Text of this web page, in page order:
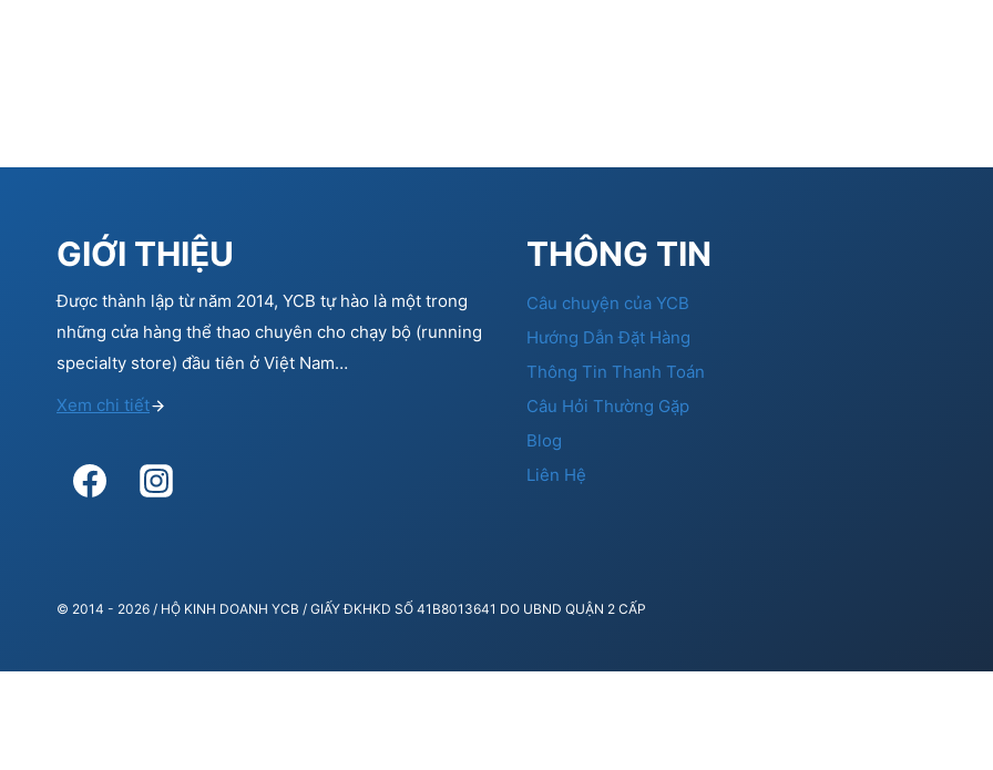
GIỚI THIỆU
Được thành lập từ năm 2014, YCB tự hào là một trong
những cửa hàng thể thao chuyên cho chạy bộ (running
specialty store) đầu tiên ở Việt Nam…
Xem chi tiết
THÔNG TIN
Câu chuyện của YCB
Hướng Dẫn Đặt Hàng
Thông Tin Thanh Toán
Câu Hỏi Thường Gặp
Blog
Liên Hệ
© 2014 - 2026 / HỘ KINH DOANH YCB / GIẤY ĐKHKD SỐ 41B8013641 DO UBND QUẬN 2 CẤP